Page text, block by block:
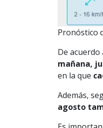
Pronóstico
De
mañana,
en la que
Además,
agosto